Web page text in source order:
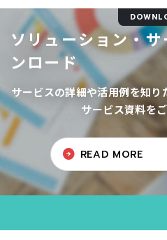
ソリューション・
ンロード
サービスの詳細や活用例を知り
サービス資料を
READ MORE